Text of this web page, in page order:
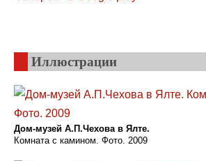
Иллюстрации
Дом-музей А.П.Чехова в Ялте.
Комната с камином. Фото. 2009